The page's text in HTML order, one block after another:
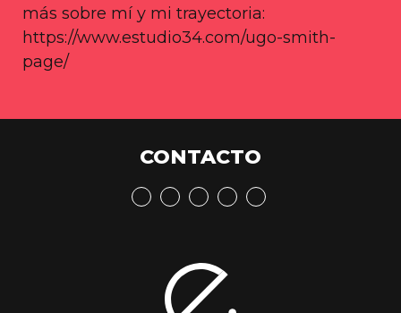
más sobre mí y mi trayectoria:
https://www.estudio34.com/ugo-smith-
page/
CONTACTO